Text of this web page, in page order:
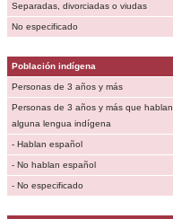
Separadas, divorciadas o viudas
No especificado
Población indígena
Personas de 3 años y más
Personas de 3 años y más que hablan
alguna lengua indígena
- Hablan español
- No hablan español
- No especificado